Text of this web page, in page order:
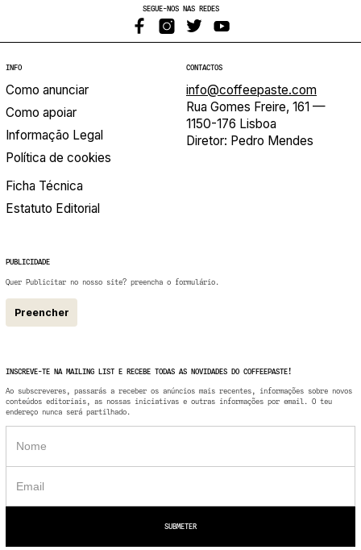
SEGUE-NOS NAS REDES
INFO
Como anunciar
Como apoiar
Informação Legal
Política de cookies
Ficha Técnica
Estatuto Editorial
CONTACTOS
info@coffeepaste.com
Rua Gomes Freire, 161 —
1150-176 Lisboa
Diretor: Pedro Mendes
PUBLICIDADE
Quer Publicitar no nosso site? preencha o formulário.
Preencher
INSCREVE-TE NA MAILING LIST E RECEBE TODAS AS NOVIDADES DO COFFEEPASTE!
Ao subscreveres, passarás a receber os anúncios mais recentes, informações sobre novos
conteúdos editoriais, as nossas iniciativas e outras informações por email. O teu
endereço nunca será partilhado.